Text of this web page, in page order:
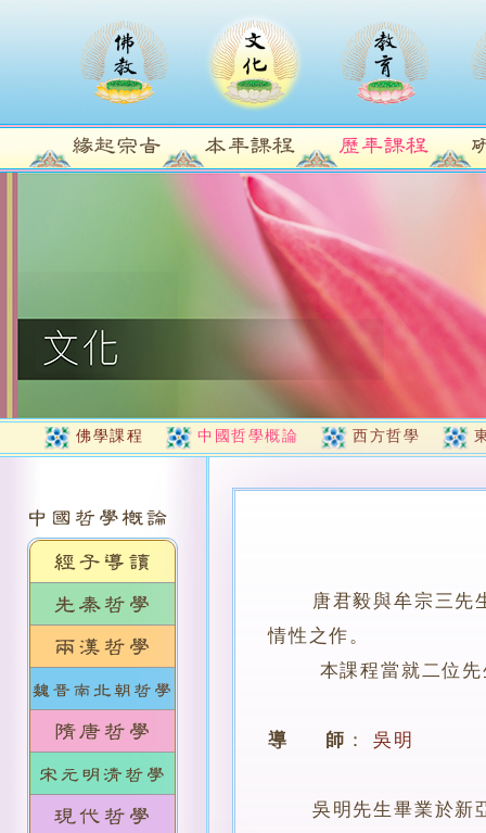
佛學課程 中國哲學概論 西方哲學
唐君毅與牟宗三先
情性之作。
本課程當就二位先生
導 師 ： 吳明
吳明先生畢業於新亞